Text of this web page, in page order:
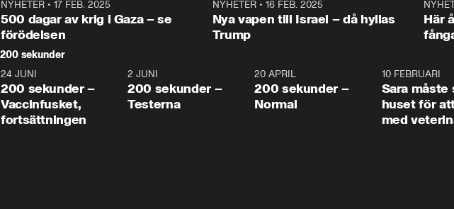
NYHETER • 17 FEB. 2025
500 dagar av krig i Gaza – se
förödelsen
NYHETER• 16 FEB. 2025
Nya vapen till Israel – då hyllas
Trump
Här
200 sekunder
5:00
24 JUNI
200 sekunder –
Vaccinfusket,
fortsättningen
4:23
2 JUNI
200 sekunder –
Testerna
20 APRIL
200 sekunder –
Normal
10 FEBRUARI
Sara måste
huset för
med